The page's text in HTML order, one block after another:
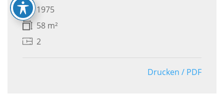
1975
58 m²
2
Drucken / PDF